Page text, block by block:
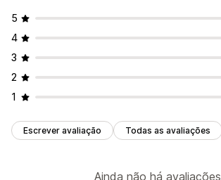
5
4
3
2
1
Escrever avaliação Todas as avaliações
Ainda não há avaliações